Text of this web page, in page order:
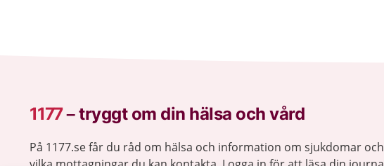
1177–tryggt om din hälsa och vård
På 1177.se får du råd om hälsa och information om sjukdomar och